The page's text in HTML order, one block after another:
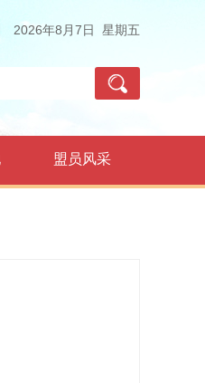
2026年8月7日 星期五
盟员风采